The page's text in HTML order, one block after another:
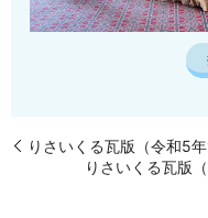
りさいくる瓦版（令和5
りさいくる瓦版